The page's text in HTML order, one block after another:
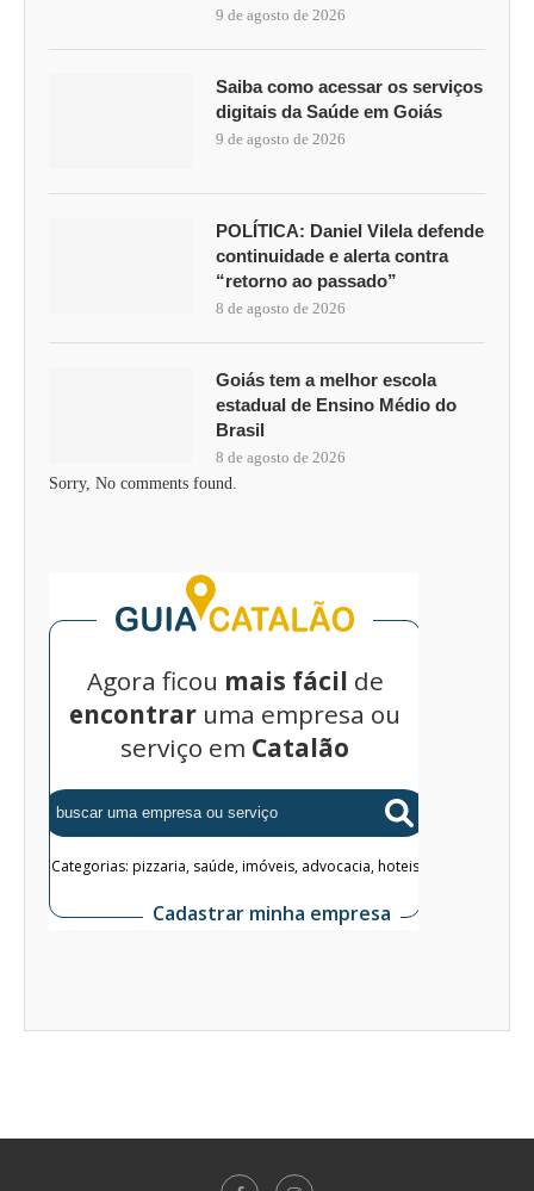
9 de agosto de 2026
Saiba como acessar os serviços
digitais da Saúde em Goiás
9 de agosto de 2026
POLÍTICA: Daniel Vilela defende
continuidade e alerta contra
“retorno ao passado”
8 de agosto de 2026
Goiás tem a melhor escola
estadual de Ensino Médio do
Brasil
8 de agosto de 2026
Sorry, No comments found.